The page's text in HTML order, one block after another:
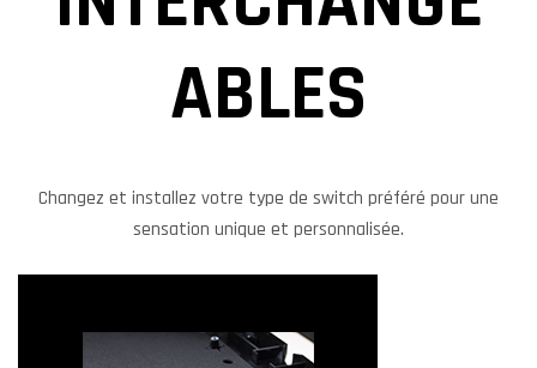
ABLES
Changez et installez votre type de switch préféré pour une
sensation unique et personnalisée.